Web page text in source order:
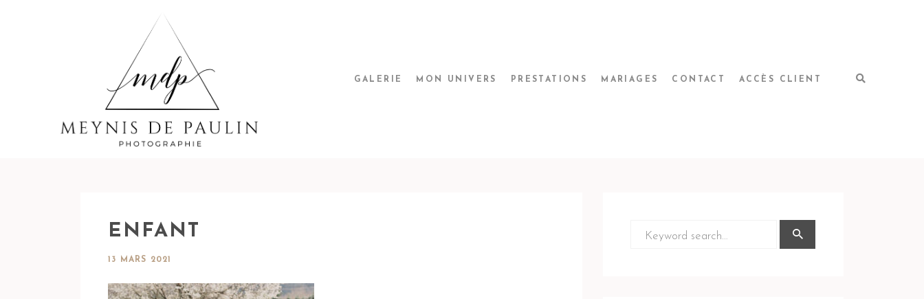
GALERIE MON UNIVERS PRESTATIONS MARIAGES CONTACT ACCÈS CLIENT
ENFANT
13 MARS 2021